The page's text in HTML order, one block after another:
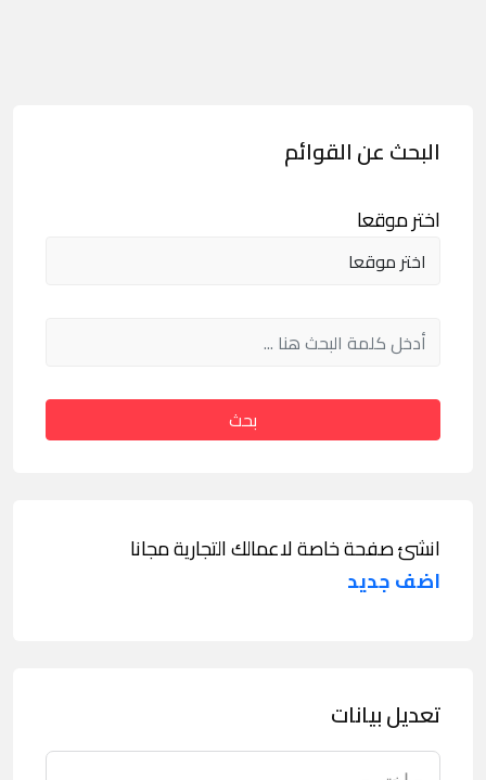
البحث عن القوائم
اختر موقعا
بحث
انشئ صفحة خاصة لاعمالك التجارية مجانا
اضف جديد
تعديل بيانات